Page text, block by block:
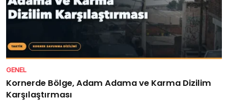
GENEL
Kornerde Bölge, Adam Adama ve Karma Dizilim
Karşılaştırması